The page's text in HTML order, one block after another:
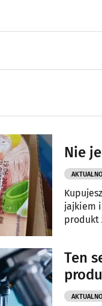
Nie
jajkiem
produkt
Ten